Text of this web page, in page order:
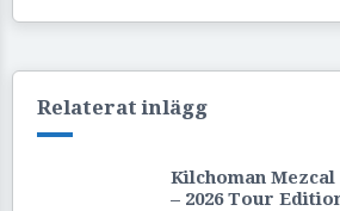
Relaterat inlägg
Kilchoman
– 2026 Tour